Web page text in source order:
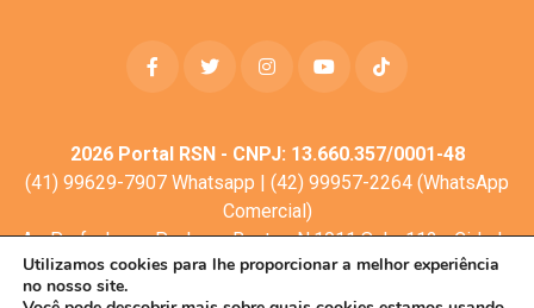
2026Portal RSN - CNPJ: 13.660.357/0001-48
(41) 99629-7907 Whatsapp | (42) 99957-2264 (WhatsApp
Comercial)
Av. Profa. Laura Pacheco Bastos N:1011 Sala: 112 - Cidade
dos Lagos, Guarapuava - PR, 85053-525
© Todos os direitos reservados
Utilizamos cookies para lhe proporcionar a melhor experiência
no nosso site.